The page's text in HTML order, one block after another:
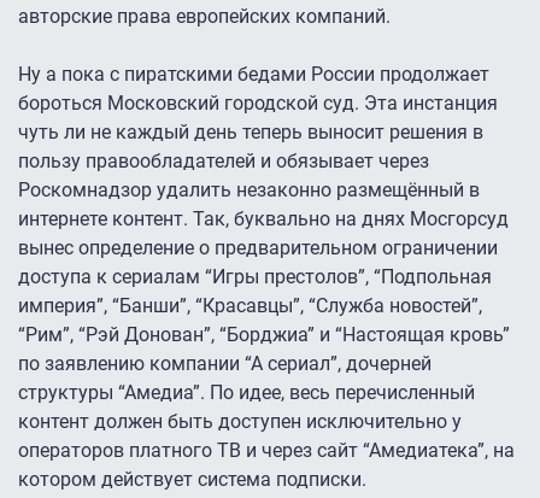
авторские права европейских компаний.
Ну а пока с пиратскими бедами России продолжает
бороться Московский городской суд. Эта инстанция
чуть ли не каждый день теперь выносит решения в
пользу правообладателей и обязывает через
Роскомнадзор удалить незаконно размещённый в
интернете контент. Так, буквально на днях Мосгорсуд
вынес определение о предварительном ограничении
доступа к сериалам “Игры престолов”, “Подпольная
империя”, “Банши”, “Красавцы”, “Служба новостей”,
“Рим”, “Рэй Донован”, “Борджиа” и “Настоящая кровь”
по заявлению компании “А сериал”, дочерней
структуры “Амедиа”. По идее, весь перечисленный
контент должен быть доступен исключительно у
операторов платного ТВ и через сайт “Амедиатека”, на
котором действует система подписки.